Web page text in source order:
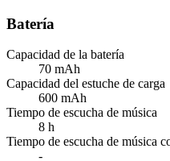
Batería
Capacidad de la batería
70 mAh
Capacidad del estuche de carga
600 mAh
Tiempo de escucha de música
8 h
Tiempo de escucha de música
-